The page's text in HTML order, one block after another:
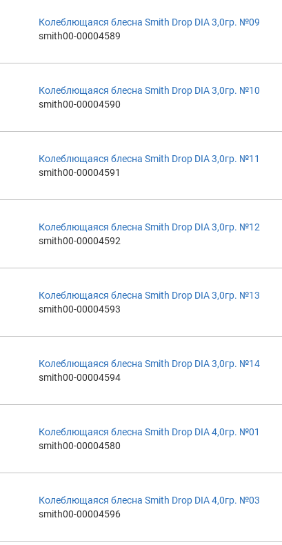
Колеблющаяся блесна Smith Drop DIA 3,0гр. №09
smith00-00004589
Колеблющаяся блесна Smith Drop DIA 3,0гр. №10
smith00-00004590
Колеблющаяся блесна Smith Drop DIA 3,0гр. №11
smith00-00004591
Колеблющаяся блесна Smith Drop DIA 3,0гр. №12
smith00-00004592
Колеблющаяся блесна Smith Drop DIA 3,0гр. №13
smith00-00004593
Колеблющаяся блесна Smith Drop DIA 3,0гр. №14
smith00-00004594
Колеблющаяся блесна Smith Drop DIA 4,0гр. №01
smith00-00004580
Колеблющаяся блесна Smith Drop DIA 4,0гр. №03
smith00-00004596